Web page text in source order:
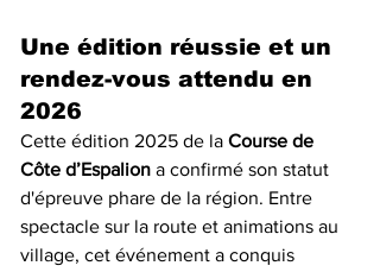
Une édition réussie et un
rendez-vous attendu en
2026
Cette édition 2025 de la Course de
Côte d’Espalion a confirmé son statut
d'épreuve phare de la région. Entre
spectacle sur la route et animations au
village, cet événement a conquis